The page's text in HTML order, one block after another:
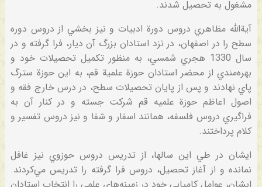
مشغول‌ به‌ تحصيل‌ شدند.
آية‌الله‌ مظاهري‌ دروس‌ دورة‌ ادبيات‌ و نيز بخشي‌ از دروس‌ دوره‌
سطح‌ را در اصفهان‌، در نزد استادان‌ بزرگ‌ آن‌ ديار، فرا گرفته‌ و در
سال‌ 1330 هجري‌ شمسي‌، به‌ منظور تكميل‌ تحصيلات‌ خود و
بهره‌مندي‌ از محضر استادان‌ حوزة‌ علمية‌ قم‌، به‌ اين‌ حوزة‌ سترگ‌
پاي‌ نهادند و پس‌ از پايان‌ تحصيلات‌ سطح‌، در درس‌ خارج‌ فقه‌ و
اصول‌ اعاظم‌ حوزة‌ علميه‌ قم‌ شركت‌ جسته‌ و در كنار آن‌ به‌
فراگيري‌ دروس‌ فلسفه‌، همانند اسفار و شفا و نيز دروس‌ تفسير و
كلام‌ پرداختند.
ايشان‌ در طي‌ اين‌ سالها، از تدريس‌ دروس‌ حوزوي‌ نيز غافل‌
نمانده‌ و از آغاز تحصيل‌، دروس‌ فرا گرفته‌ را تدريس‌ مي‌كردند.